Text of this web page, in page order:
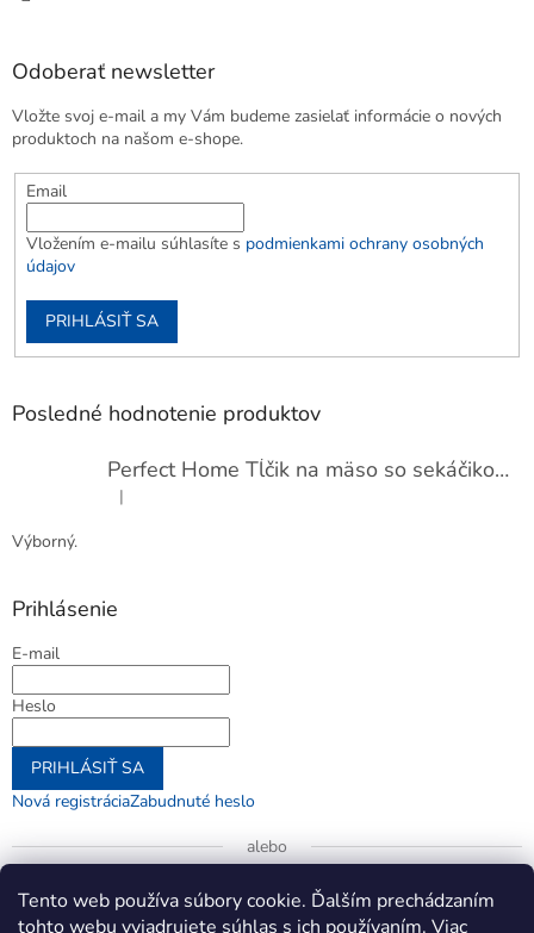
Tento web používa súbory cookie. Ďalším prechádzaním
tohto webu vyjadrujete súhlas s ich používaním. Viac
Odoberať newsletter
Vložte svoj e-mail a my Vám budeme zasielať informácie o nových
produktoch na našom e-shope.
Email
Vložením e-mailu súhlasíte s podmienkami ochrany osobných
údajov
PRIHLÁSIŤ SA
Posledné hodnotenie produktov
Perfect Home Tĺčik na mäso so sekáčikom, 56893
Hodnotenie produktu je 5 z 5 hviezdičiek.
|
Výborný.
Prihlásenie
E-mail
Heslo
PRIHLÁSIŤ SA
Nová registráciaZabudnuté heslo
alebo
Prihlásiť sa cez Google